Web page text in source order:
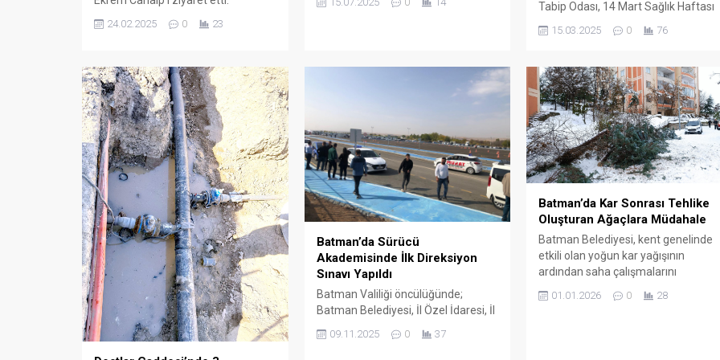
24.02.2025 0 23
Tabip Odası, 14 Mart Sağlık Haftası
kapsamında sağlık emekçilerinin
sorunlarına dikkat çekmek ve
açıklaması yaptı.
15.03.2025 0 76
Batman’da Sürücü
Akademisinde İlk Direksiyon
Sınavı Yapıldı
Batman Valiliği öncülüğünde;
Batman Belediyesi, İl Özel İdaresi, İl
Komutanlığı ve İl Millî Eğitim
09.11.2025 0 37
Batman’da Kar Sonrası Tehlike
Oluşturan Ağaçlara Müdahale
Batman Belediyesi, kent genelinde
etkili olan yoğun kar yağışının
ardından saha çalışmalarını
Belediye ekipleri, karla mücadele
01.01.2026 0 28